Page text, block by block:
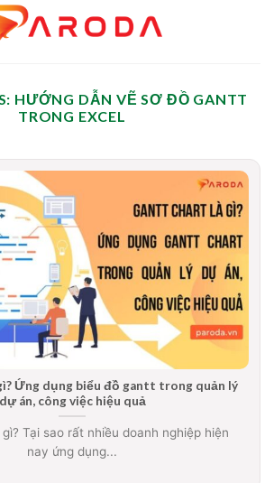
HƯỚNG DẪN VẼ SƠ ĐỒ GANTT
TRONG EXCEL
Ứng dụng biểu đồ gantt trong quản lý
dự án, công việc hiệu quả
Tại sao rất nhiều doanh nghiệp hiện
nay ứng dụng...